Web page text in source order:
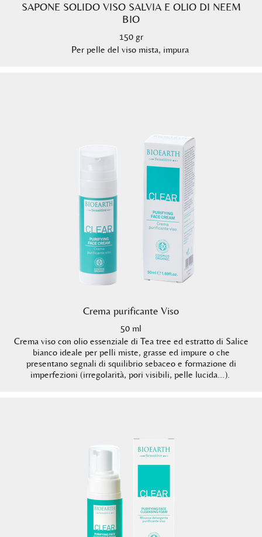
SAPONE SOLIDO VISO SALVIA E OLIO DI NEEM
BIO
150 gr
Per pelle del viso mista, impura
Crema purificante Viso
50 ml
Crema viso con olio essenziale di Tea tree ed estratto di Salice
bianco ideale per pelli miste, grasse ed impure o che
presentano segnali di squilibrio sebaceo e formazione di
imperfezioni (irregolarità, pori visibili, pelle lucida…).